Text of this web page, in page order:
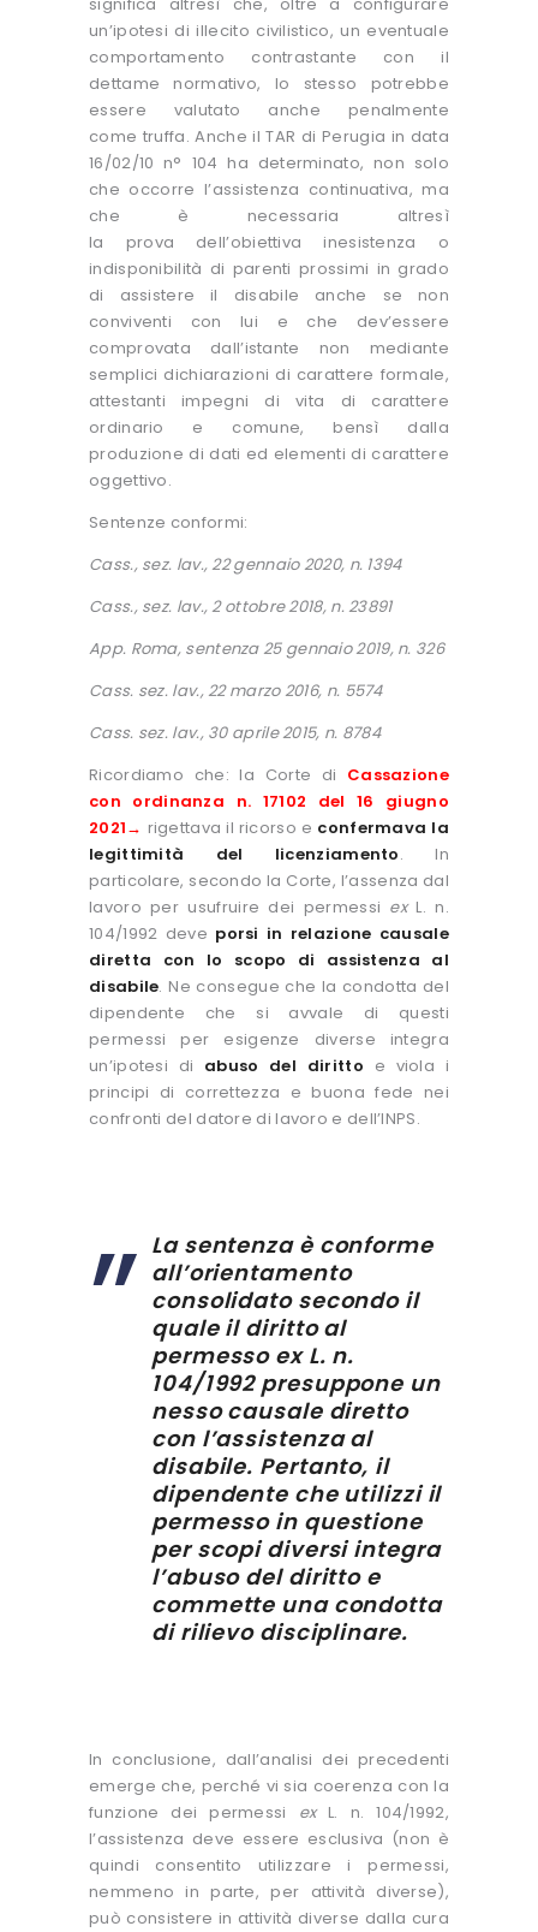
un’ipotesi di illecito civilistico, un eventuale
comportamento contrastante con il
dettame normativo, lo stesso potrebbe
essere valutato anche penalmente
come truffa. Anche il TAR di Perugia in data
16/02/10 n° 104 ha determinato, non solo
che occorre l’assistenza continuativa, ma
che è necessaria altresì
la prova dell’obiettiva inesistenza o
indisponibilità di parenti prossimi in grado
di assistere il disabile anche se non
conviventi con lui e che dev’essere
comprovata dall’istante non mediante
semplici dichiarazioni di carattere formale,
attestanti impegni di vita di carattere
ordinario e comune, bensì dalla
produzione di dati ed elementi di carattere
oggettivo.
Sentenze conformi:
Cass., sez. lav., 22 gennaio 2020, n. 1394
Cass., sez. lav., 2 ottobre 2018, n. 23891
App. Roma, sentenza 25 gennaio 2019, n. 326
Cass. sez. lav., 22 marzo 2016, n. 5574
Cass. sez. lav., 30 aprile 2015, n. 8784
Ricordiamo che: la Corte di Cassazione
con ordinanza n. 17102 del 16 giugno
2021→ rigettava il ricorso e confermava la
legittimità del licenziamento. In
particolare, secondo la Corte, l’assenza dal
lavoro per usufruire dei permessi exL. n.
104/1992 deve porsi in relazione causale
diretta con lo scopo di assistenza al
disabile. Ne consegue che la condotta del
dipendente che si avvale di questi
permessi per esigenze diverse integra
un’ipotesi di abuso del diritto e viola i
principi di correttezza e buona fede nei
confronti del datore di lavoro e dell’INPS.
La sentenza è conforme
all’orientamento
consolidato secondo il
quale il diritto al
permesso ex L. n.
104/1992 presuppone un
nesso causale diretto
con l’assistenza al
disabile. Pertanto, il
dipendente che utilizzi il
permesso in questione
per scopi diversi integra
l’abuso del diritto e
commette una condotta
di rilievo disciplinare.
In conclusione, dall’analisi dei precedenti
emerge che, perché vi sia coerenza con la
funzione dei permessi exL. n. 104/1992,
l’assistenza deve essere esclusiva (non è
quindi consentito utilizzare i permessi,
nemmeno in parte, per attività diverse),
può consistere in attività diverse dalla cura